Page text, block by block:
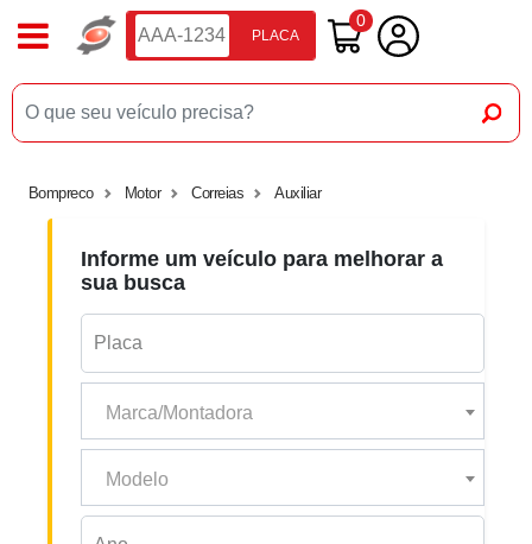
PLACA
0
Bompreco Motor Correias Auxiliar
Informe um veículo para melhorar a
sua busca
Marca/Montadora
Modelo